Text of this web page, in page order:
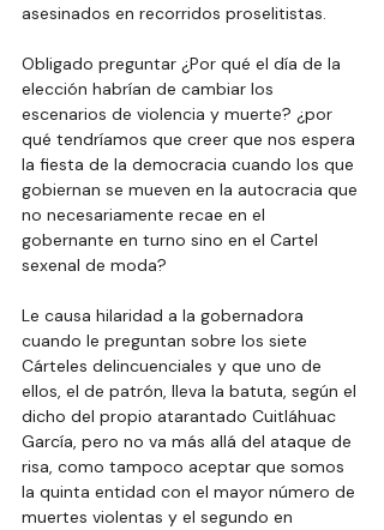
asesinados en recorridos proselitistas.
Obligado preguntar ¿Por qué el día de la
elección habrían de cambiar los
escenarios de violencia y muerte? ¿por
qué tendríamos que creer que nos espera
la fiesta de la democracia cuando los que
gobiernan se mueven en la autocracia que
no necesariamente recae en el
gobernante en turno sino en el Cartel
sexenal de moda?
Le causa hilaridad a la gobernadora
cuando le preguntan sobre los siete
Cárteles delincuenciales y que uno de
ellos, el de patrón, lleva la batuta, según el
dicho del propio atarantado Cuitláhuac
García, pero no va más allá del ataque de
risa, como tampoco aceptar que somos
la quinta entidad con el mayor número de
muertes violentas y el segundo en